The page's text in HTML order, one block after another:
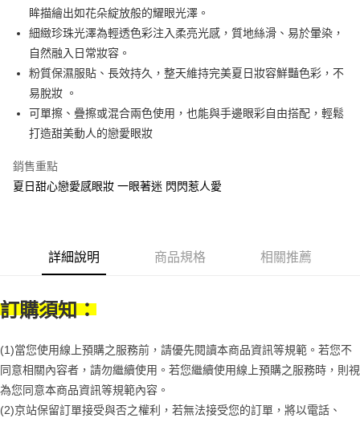
全盈+PAY
大哥付你分期
相關說明
【大哥付你分期使用說明】
1.本服務由台灣大哥大提供，台灣大哥大用戶可立即使用無須另外申請。
2.付款方式選擇「大哥付你分期」，訂單成立後會自動跳轉到大哥付的交易
流程，驗證手機門號後，選擇欲分期的期數、繳款截止日，確認付款後即完
成交易。
4.訂單成立30分鐘內，如未前往確認交易或遇審核未通過，訂單將自動取
消。如遇「轉專審核」未通過狀況，表示未達大哥付你分期系統評分，恕無
法說明評估內容。
2.透過簡訊連結打開帳單後，可選擇「超商條碼／台灣大直營門市／銀行轉
帳／街口支付／iPASS MONEY」等通路繳費。
1.本服務係由「台灣大哥大股份有限公司」（以下簡稱本公司）所提供，讓
用戶於交易時，得透過本服務購買商品或服務，並由商店將買賣／分期付款
2.基於同意付款使用「大哥付你分期」之契約關係目的，商店將以您的個人
資料（包含姓名、電話或地址）提供予台灣大哥大進項蒐集、處理及利用，
3.完整用戶服務條款，請詳閱以下連結：
AFTEE先享後付
相關說明
【關於「AFTEE先享後付」】
AFTEE先享後付是「在收到商品之後才付款」的支付方式。 讓您購物簡單
１．簡單：不需註冊會員、不需綁卡、不需儲值。
２．便利：只要手機號碼，簡訊認證，即可結帳。
結帳頁面，進行簡訊認證並確認金額後，即可完成結帳。
２．訂單成立數日內，您將收到繳費通知簡訊。
ATM／網路銀行／等多元方式進行付款，方視為交易完成。
※ 請注意：結帳手續完成當下不需立刻繳費，但若您需要取消訂單，請聯絡
後付繳納相關費用。
※ 交易是否成功請以「AFTEE先享後付 」之結帳頁面顯示為準，若有關於
是否繳費成功／繳費後需取消欲退款等相關疑問，請聯繫「AFTEE先享後付
客戶支援中心」https://netprotections.freshdesk.com/support/home
【注意事項】
ATM付款
運送方式
付款後7-11取貨
每筆NT$70，滿NT$1,000(含以上)免運費
宅配
京站台北店客服中心(1F星巴克旁) 即日起不提供京站紙袋，取件時
請自備購物袋，若需購買紙袋可現場詢問
眸描繪出如花朵綻放般的耀眼光澤。
細緻珍珠光澤為輕透色彩注入柔亮光感，質地絲滑、易於暈染，
自然融入日常妝容。
粉質保濕服貼、長效持久，整天維持完美夏日妝容鮮豔色彩，不
易脫妝 。
可單擦、疊擦或混合兩色使用，也能與手邊眼彩自由搭配，輕鬆
打造甜美動人的戀愛眼妝
銷售重點
夏日甜心戀愛感眼妝 一眼著迷 閃閃惹人愛
詳細說明 商品規格 相關推薦
訂購須知：
(1)當您使用線上預購之服務前，請優先閱讀本商品資訊等規範。若您不
同意相關內容者，請勿繼續使用。若您繼續使用線上預購之服務時，則視
為您同意本商品資訊等規範內容。
(2)京站保留訂單接受與否之權利，若無法接受您的訂單，將以電話、